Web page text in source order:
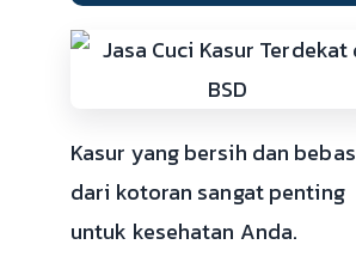
Kasur yang bersih dan bebas
dari kotoran sangat penting
untuk kesehatan Anda.